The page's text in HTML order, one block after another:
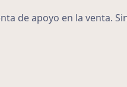
de apoyo en la venta.